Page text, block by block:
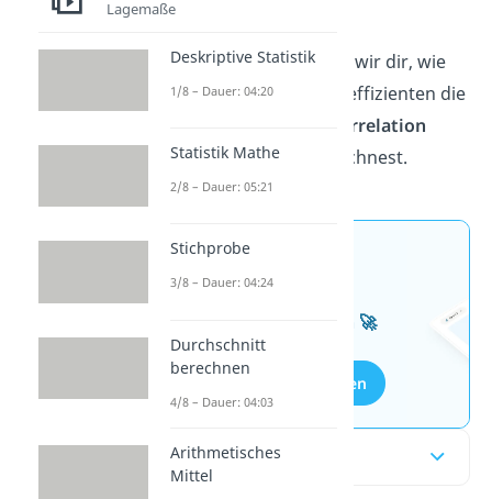
und Korrelation
In dieser Playlist erklären wir dir, wie
du mit verschiedenen Koeffizienten die
Korrelation
mehrerer Variablen berechnest.
Jetzt neu: Teste dein
Wissen mit unseren
kostenlosen Aufgaben 🚀
Aufgaben entdecken
Inhaltsübersicht
Lagemaße
Deskriptive Statistik
1/8 – Dauer: 04:20
Statistik Mathe
2/8 – Dauer: 05:21
Stichprobe
3/8 – Dauer: 04:24
Durchschnitt
berechnen
4/8 – Dauer: 04:03
Arithmetisches
Mittel